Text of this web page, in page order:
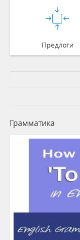
Предлоги
Грамматика